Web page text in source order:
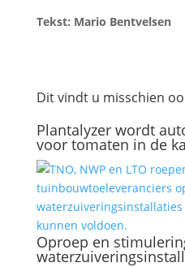
Tekst: Mario Bentvelsen
Dit vindt u misschien
Plantalyzer wordt
voor tomaten in de
Oproep en